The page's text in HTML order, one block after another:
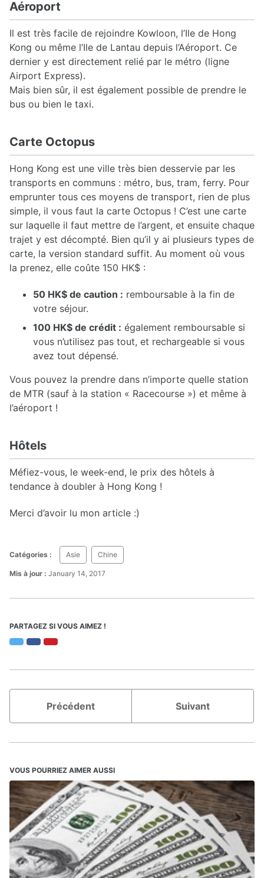
Aéroport
Il est très facile de rejoindre Kowloon, l’Ile de Hong
Kong ou même l’Ile de Lantau depuis l’Aéroport. Ce
dernier y est directement relié par le métro (ligne
Airport Express).
Mais bien sûr, il est également possible de prendre le
bus ou bien le taxi.
Carte Octopus
Hong Kong est une ville très bien desservie par les
transports en communs : métro, bus, tram, ferry. Pour
emprunter tous ces moyens de transport, rien de plus
simple, il vous faut la carte Octopus ! C’est une carte
sur laquelle il faut mettre de l’argent, et ensuite chaque
trajet y est décompté. Bien qu’il y ai plusieurs types de
carte, la version standard suffit. Au moment où vous
la prenez, elle coûte 150 HK$ :
50 HK$ de caution : remboursable à la fin de
votre séjour.
100 HK$ de crédit : également remboursable si
vous n’utilisez pas tout, et rechargeable si vous
avez tout dépensé.
Vous pouvez la prendre dans n’importe quelle station
de MTR (sauf à la station « Racecourse ») et même à
l’aéroport !
Hôtels
Méfiez-vous, le week-end, le prix des hôtels à
tendance à doubler à Hong Kong !
Merci d’avoir lu mon article :)
Catégories : Asie Chine
Mis à jour : January 14, 2017
PARTAGEZ SI VOUS AIMEZ !
TwitterFacebookPinterest
Précédent Suivant
VOUS POURRIEZ AIMER AUSSI